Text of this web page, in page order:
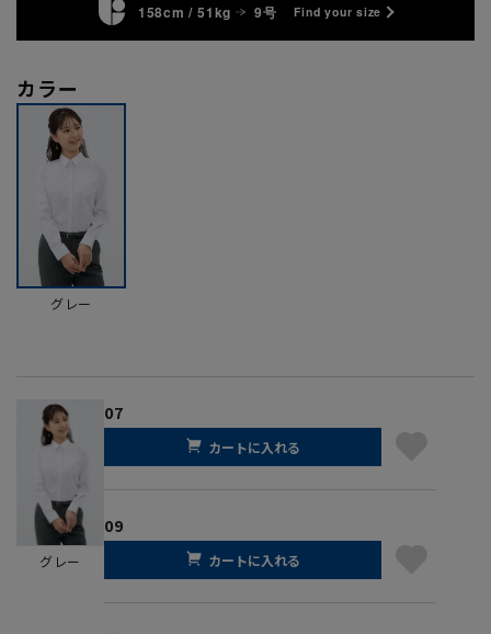
158cm / 51kg 9号 Find your size
カラー
グレー
グレー
07
カートに入れる
09
カートに入れる